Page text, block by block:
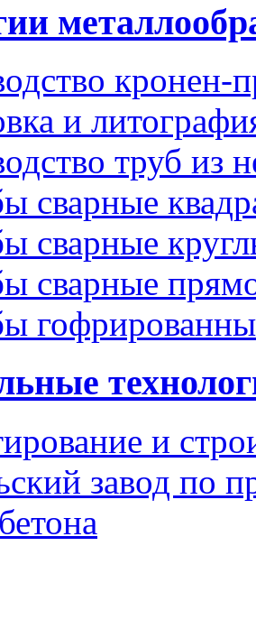
кронен-
и
труб из
сварные
сварные
сварные
и
завод по